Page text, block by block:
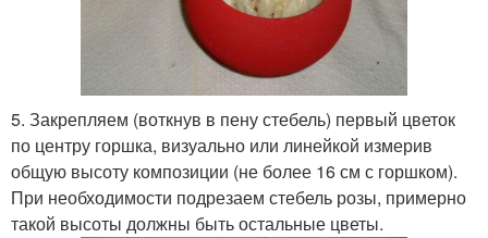
5. Закрепляем (воткнув в пену стебель) первый цветок
по центру горшка, визуально или линейкой измерив
общую высоту композиции (не более 16 см с горшком).
При необходимости подрезаем стебель розы, примерно
такой высоты должны быть остальные цветы.